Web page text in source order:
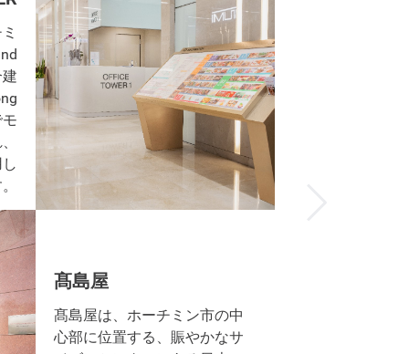
髙島屋
髙島屋は、ホーチミン市の中
心部に位置する、賑やかなサ